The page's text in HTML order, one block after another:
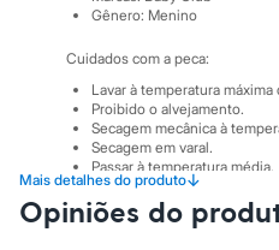
Calçados
Shorts e Bermudas
Moda íntima
Calcinhas
Cintas e Modeladores
Meias
Pijamas
Sutiãs e Tops
Moda praia
Mais detalhes do produto↓
Gênero: Menino
Cuidados com a peca:
Lavar à temperatura máxima
Proibido o alvejamento.
Secagem mecânica à
Secagem em varal.
Passar à temperatura média.
Lavagem à seco com
Não limpar à úmido.
Opiniões do